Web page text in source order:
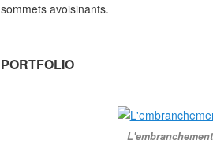
sommets avoisinants.
PORTFOLIO